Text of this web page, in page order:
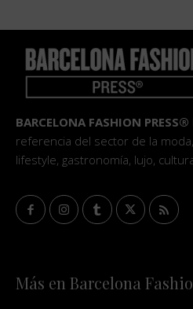
BARCELONA FASHION PRESS®
referencia del sector de la
lifestyle, gastronomía, lujo,
Más en Barcelona